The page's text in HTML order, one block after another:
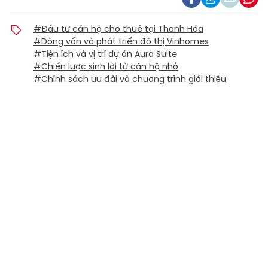
#Đầu tư căn hộ cho thuê tại Thanh Hóa
#Dòng vốn và phát triển đô thị Vinhomes
#Tiện ích và vị trí dự án Aura Suite
#Chiến lược sinh lời từ căn hộ nhỏ
#Chính sách ưu đãi và chương trình giới thiệu